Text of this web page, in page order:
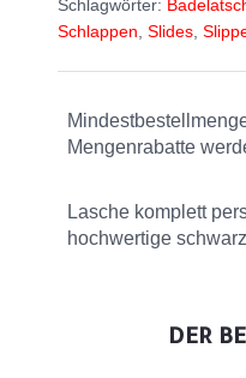
Schlagwörter:
Schlappen Slides
Mengenrabatte
Lasche komplett
hochwertige
DER